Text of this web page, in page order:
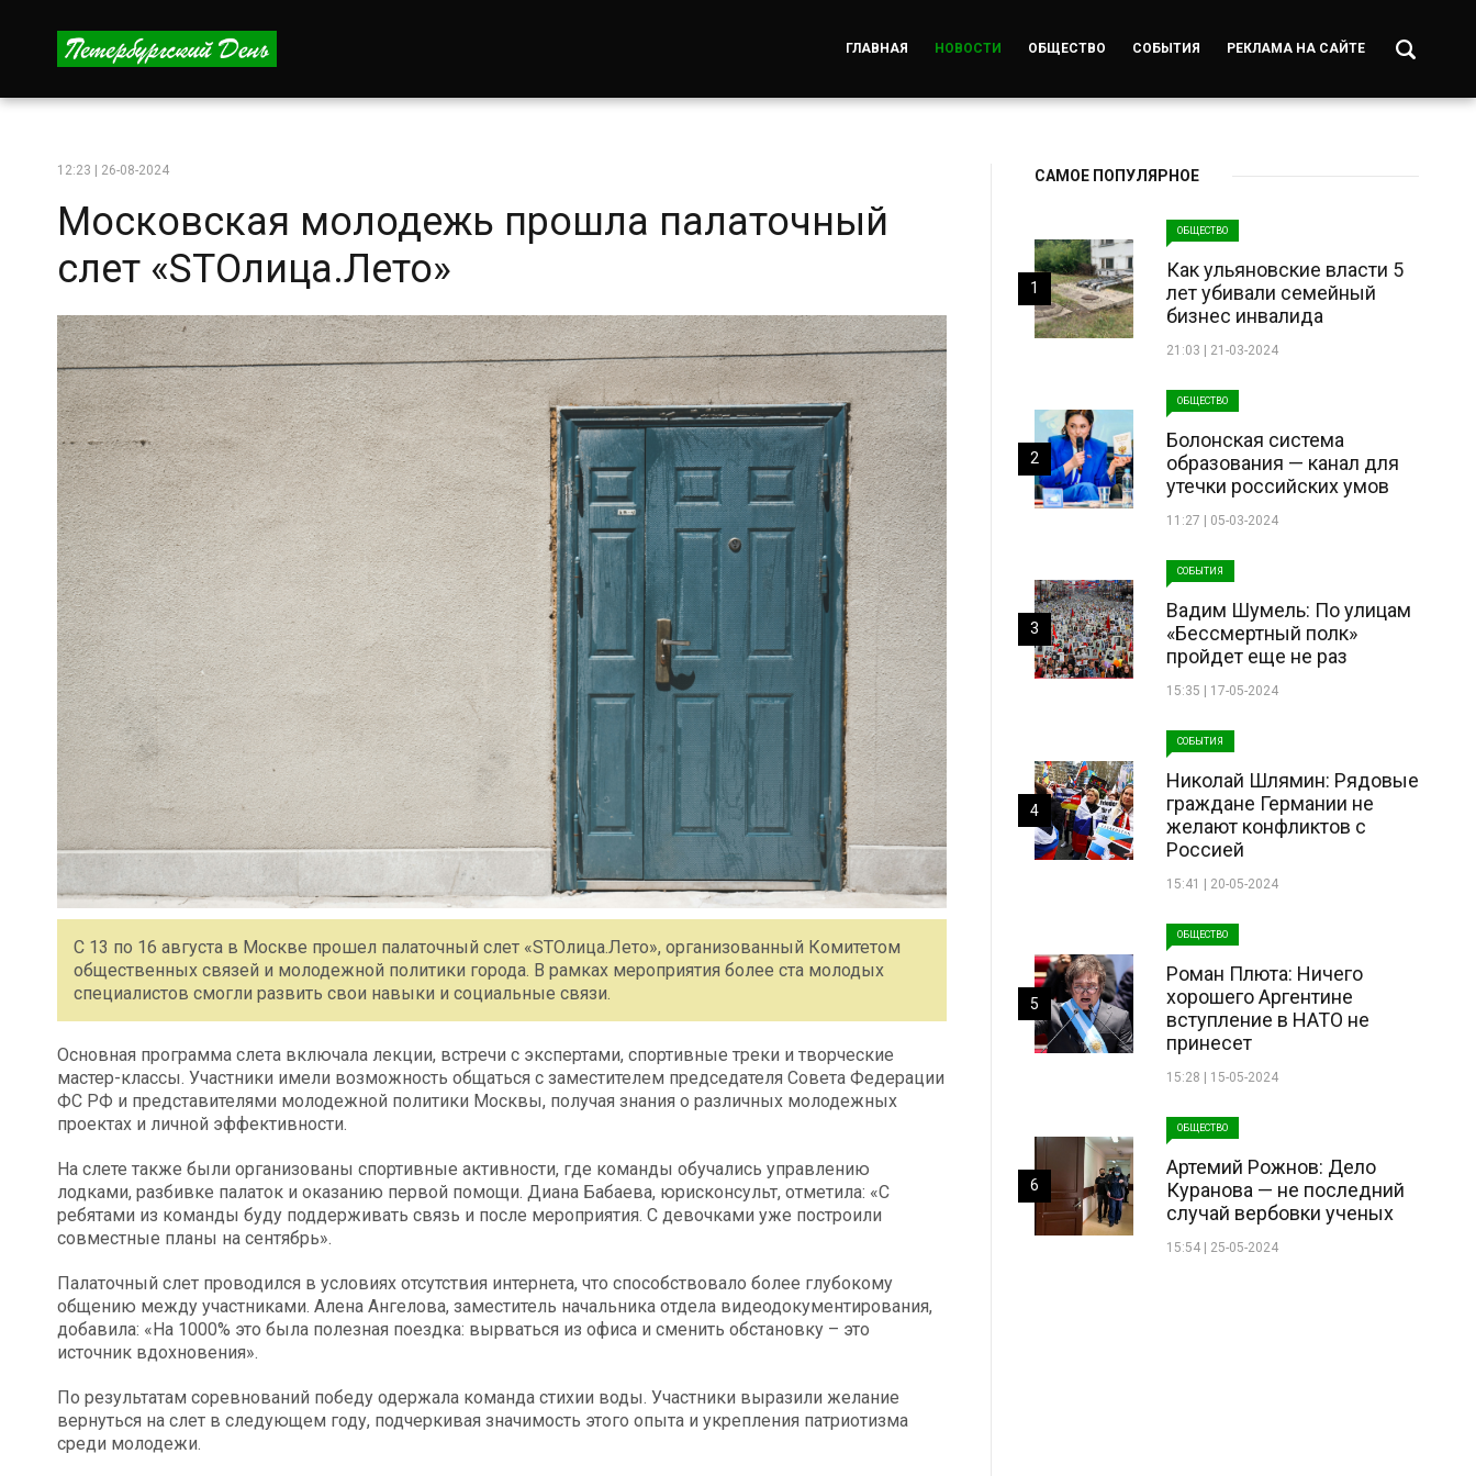
ГЛАВНАЯ НОВОСТИ ОБЩЕСТВО СОБЫТИЯ РЕКЛАМА НА САЙТЕ
12:23 | 26-08-2024
Московская молодежь прошла палаточный
слет «STOлица.Лето»
С 13 по 16 августа в Москве прошел палаточный слет «STOлица.Лето», организованный Комитетом
общественных связей и молодежной политики города. В рамках мероприятия более ста молодых
специалистов смогли развить свои навыки и социальные связи.
Основная программа слета включала лекции, встречи с экспертами, спортивные треки и творческие
мастер-классы. Участники имели возможность общаться с заместителем председателя Совета Федерации
ФС РФ и представителями молодежной политики Москвы, получая знания о различных молодежных
проектах и личной эффективности.
На слете также были организованы спортивные активности, где команды обучались управлению
лодками, разбивке палаток и оказанию первой помощи. Диана Бабаева, юрисконсульт, отметила: «С
ребятами из команды буду поддерживать связь и после мероприятия. С девочками уже построили
совместные планы на сентябрь».
Палаточный слет проводился в условиях отсутствия интернета, что способствовало более глубокому
общению между участниками. Алена Ангелова, заместитель начальника отдела видеодокументирования,
добавила: «На 1000% это была полезная поездка: вырваться из офиса и сменить обстановку – это
источник вдохновения».
По результатам соревнований победу одержала команда стихии воды. Участники выразили желание
вернуться на слет в следующем году, подчеркивая значимость этого опыта и укрепления патриотизма
среди молодежи.
САМОЕ ПОПУЛЯРНОЕ
ОБЩЕСТВО
Как ульяновские власти 5
лет убивали семейный
бизнес инвалида
21:03 | 21-03-2024
1
ОБЩЕСТВО
Болонская система
образования — канал для
утечки российских умов
11:27 | 05-03-2024
2
СОБЫТИЯ
Вадим Шумель: По улицам
«Бессмертный полк»
пройдет еще не раз
15:35 | 17-05-2024
3
СОБЫТИЯ
Николай Шлямин: Рядовые
граждане Германии не
желают конфликтов с
Россией
15:41 | 20-05-2024
4
ОБЩЕСТВО
Роман Плюта: Ничего
хорошего Аргентине
вступление в НАТО не
принесет
15:28 | 15-05-2024
5
ОБЩЕСТВО
Артемий Рожнов: Дело
Куранова — не последний
случай вербовки ученых
15:54 | 25-05-2024
6